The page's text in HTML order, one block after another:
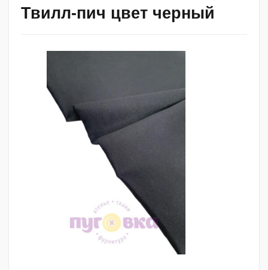
Твилл-пич цвет черный